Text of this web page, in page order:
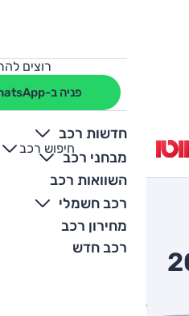
רוצים
פניה ב-WhatsApp
חדשות רכב
מבחני רכב
השוואות רכב
רכב חשמלי
מחירון רכב
רכב חדש
חיפוש רכב
+
-